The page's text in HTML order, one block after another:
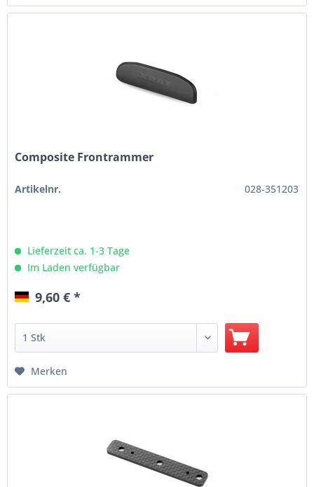
Composite Frontrammer
Artikelnr. 028-351203
Lieferzeit ca. 1-3 Tage
Im Laden verfügbar
9,60 € *
Merken